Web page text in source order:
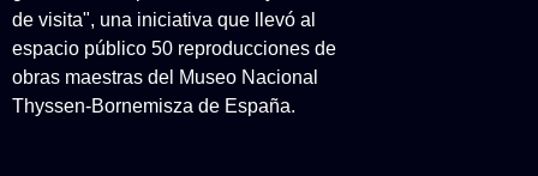
de visita", una iniciativa que llevó al
espacio público 50 reproducciones de
obras maestras del Museo Nacional
Thyssen-Bornemisza de España.